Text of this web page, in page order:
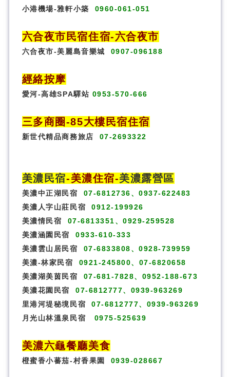
小港機場-雅軒小築 0960-061-051
六合夜市民宿住宿-六合夜市
六合夜市-美麗島音樂城 0907-096188
經絡按摩
愛河-高雄SPA驛站 0953-570-666
三多商圈 -85大樓民宿住宿
新世代精品商務旅店 07-2693322
美濃民宿-美濃住宿-美濃露營區
美濃中正湖民宿
07-6812736、0937-622483
美濃人字山莊民宿
0912-199926
美濃情民宿
07-6813351、0929-259528
美濃涵園民宿
0933-610-333
美濃雲山居民宿
07-6833808、0928-739959
美濃-林家民宿
0921-245800、07-6820658
美濃湖美茵民宿
07-681-7828、0952-188-673
美濃花園民宿
07-6812777、0939-963269
里港河堤秘境民宿
07-6812777、0939-963269
月光山林溫泉民宿
0975-525639
美濃六龜餐廳美食
橙蜜香小蕃茄-村香果園 0939-028667